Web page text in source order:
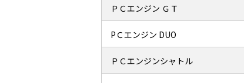
ＰＣエンジン ＧＴ
PＣエンジン DUO
ＰＣエンジンシャトル